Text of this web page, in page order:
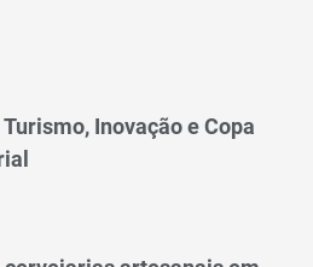
Inovação e Copa